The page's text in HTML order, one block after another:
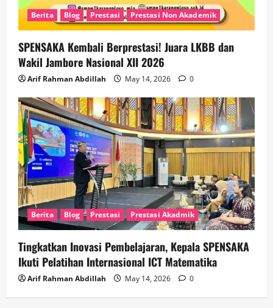
Berita Blog Prestasi Prestasi Non Akademik
SPENSAKA Kembali Berprestasi! Juara LKBB dan
Wakil Jambore Nasional XII 2026
Arif Rahman Abdillah May 14, 2026 0
Berita Blog Prestasi Prestasi Akadmik
Tingkatkan Inovasi Pembelajaran, Kepala SPENSAKA
Ikuti Pelatihan Internasional ICT Matematika
Arif Rahman Abdillah May 14, 2026 0